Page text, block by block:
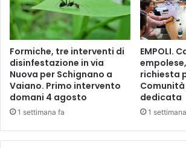
P
a
l
a
z
z
o
C
o
u
p
e
r
c
o
n
d
i
v
i
d
Formiche, tre interventi di
disinfestazione in via
Nuova per Schignano a
Vaiano. Primo intervento
domani 4 agosto
1 settimana fa
EMPOLI.
richiesta
Comunità
dedicata
1